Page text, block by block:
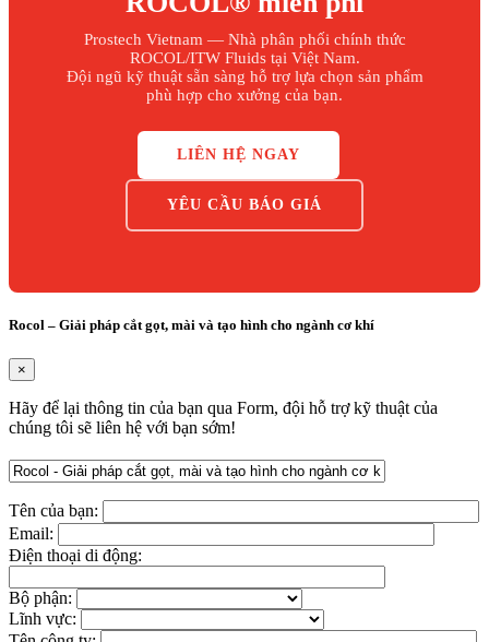
Prostech Vietnam — Nhà phân phối chính thức
ROCOL/ITW Fluids tại Việt Nam.
Đội ngũ kỹ thuật sẵn sàng hỗ trợ lựa chọn sản phẩm
phù hợp cho xưởng của bạn.
LIÊN HỆ NGAY
YÊU CẦU BÁO GIÁ
Rocol – Giải pháp cắt gọt, mài và tạo hình cho ngành cơ khí
×
Hãy để lại thông tin của bạn qua Form, đội hỗ trợ kỹ thuật của
chúng tôi sẽ liên hệ với bạn sớm!
Tên của bạn:
Email:
Điện thoại di động:
Bộ phận:
Lĩnh vực: